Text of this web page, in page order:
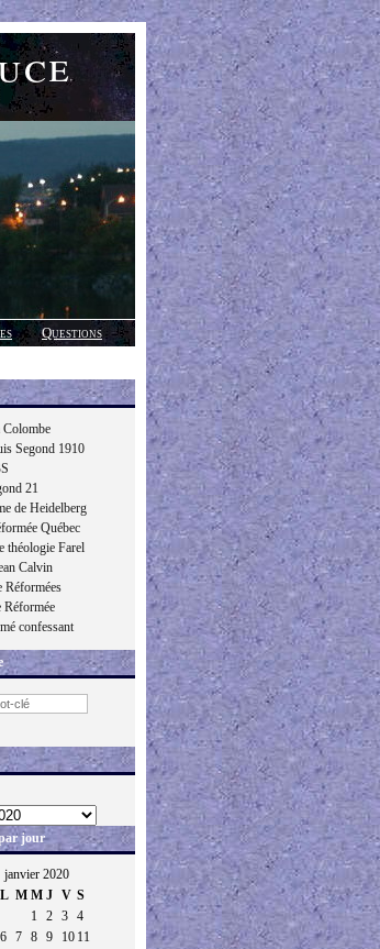
Questions
Colombe
Segond 1910
21
de Heidelberg
Québec
théologie Farel
Calvin
Réformées
Réformée
confessant
jour
janvier 2020
L M M J V S
1
2 3
4
6 7 8 9 10 11